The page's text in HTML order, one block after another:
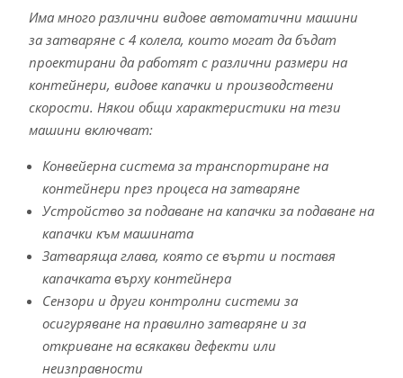
Има много различни видове автоматични машини
за затваряне с 4 колела, които могат да бъдат
проектирани да работят с различни размери на
контейнери, видове капачки и производствени
скорости. Някои общи характеристики на тези
машини включват:
Конвейерна система за транспортиране на
контейнери през процеса на затваряне
Устройство за подаване на капачки за подаване на
капачки към машината
Затваряща глава, която се върти и поставя
капачката върху контейнера
Сензори и други контролни системи за
осигуряване на правилно затваряне и за
откриване на всякакви дефекти или
неизправности